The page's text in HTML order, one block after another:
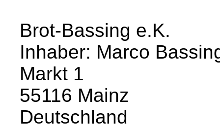
Brot-Bassing e.K.
Inhaber: Marco
Markt 1
55116 Mainz
Deutschland